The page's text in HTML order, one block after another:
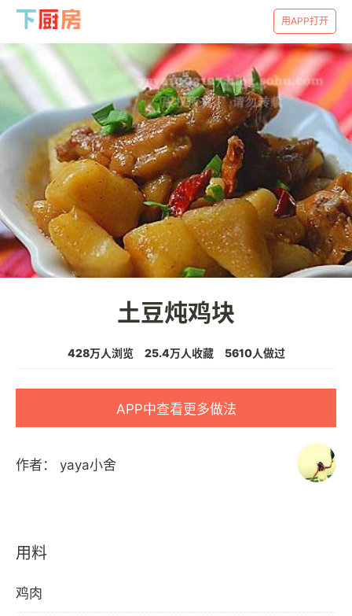
用APP打开
土豆炖鸡块
428万人浏览 25.4万人收藏 5610人做过
APP中查看更多做法
作者： yaya小舍
用料
鸡肉